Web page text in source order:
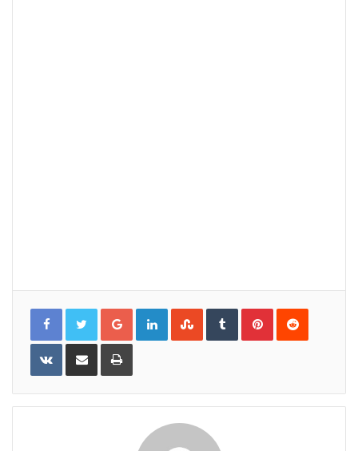
Google+LinkedInStumbleUpon
TumblrPinterestReddit
VKontakteShare
Email
Print